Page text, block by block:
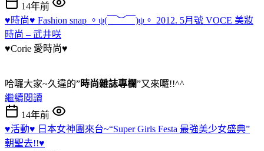
14年前
♥時尚♥ Fashion snap 。ψ(￣︶￣)ψ。 2012. 5月號 VOCE 美妝
時尚 – 武井咲
♥Corie 愛時尚♥
哈囉大家~久違的”時尚雜誌專欄”又來囉!!^^
繼續閱讀
14年前
♥活動♥ 日本女神團來台~“Super Girls Festa 最強美少女盛典”
朝聖去!!♥